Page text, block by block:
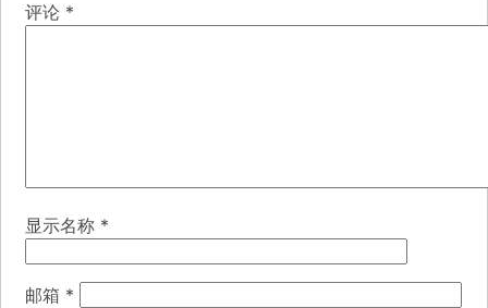
评论 *
显示名称 *
邮箱 *